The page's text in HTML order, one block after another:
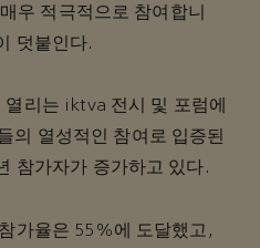
우 적극적으로 참여합니
덧붙인다.
리는 iktva 전시 및 포럼에
의 열성적인 참여로 입증된
참가자가 증가하고 있다.
가율은 55%에 도달했고,